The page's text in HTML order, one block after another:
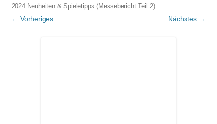
2024 Neuheiten & Spieletipps (Messebericht Teil 2).
← Vorheriges Nächstes →